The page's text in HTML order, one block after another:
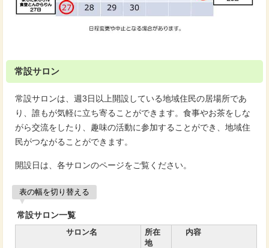
常設サロン
常設サロンは、週3日以上開設している地域住民の居場所であ
り、誰もが気軽に立ち寄ることができます。食事やお茶をしな
がら交流をしたり、趣味の活動に参加することができ、地域住
民がつながることができます。
開設日は、各サロンのページをご覧ください。
表の幅を切り替える
常設サロン一覧
サロン名
所在
地
内容